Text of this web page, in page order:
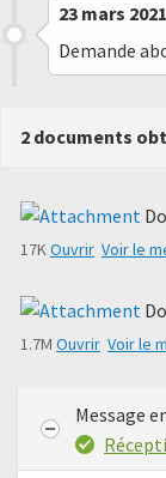
23 mars 2021
Demande
2 documents
17KOuvrir Voir le
1.7M Ouvrir Voir le
Message